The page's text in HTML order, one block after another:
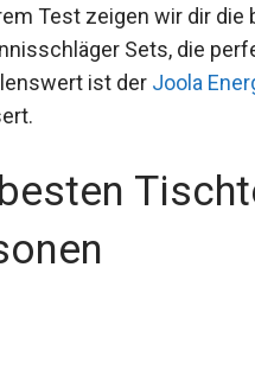
Test zeigen wir dir die
sind. Besonders
erheblich